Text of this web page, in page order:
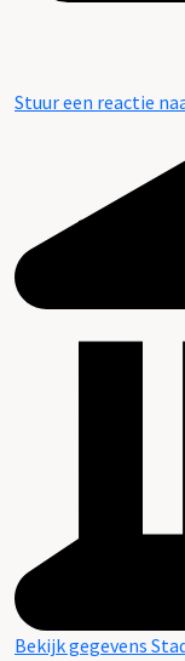
Stuur een reactie
Bekijk gegevens